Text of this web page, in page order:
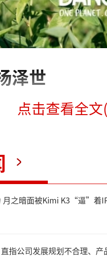
泽世
，达能宣布
亚太地区和
能中国、
地区的业
点击查看全
之暗面被Kimi K3“逼”着
指公司发展规划不合理、